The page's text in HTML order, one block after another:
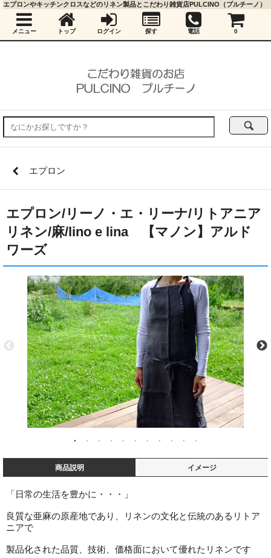
エプロン
エプロン/リーノ・エ・リーナ/リトアニア
リネン/麻/lino e lina 【マノン】アルド
ワーズ
商品説明 イメージ
「日常の生活を豊かに・・・」
良質な亜麻の原産地であり、リネンの文化と伝統のあるリトア
ニアで
製品化された品質、技術、価格面において優れたリネンです
エプロンやキッチンクロスなどのリネン製品とこだわり雑貨店PULCINO（プルチーノ）
メニュー トップ ログイン 探す 電話 0